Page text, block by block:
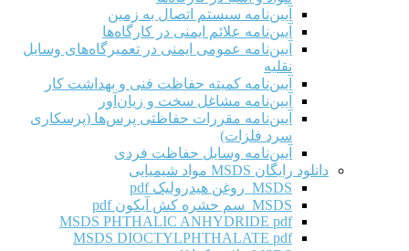
آیین‌نامه سیستم اتصال به زمین
آیین‌نامه علائم ایمنی در کارگاه‌ها
آیین‌نامه عمومی ایمنی در تعمیرگاه‌های وسایل
نقلیه
آیین‌نامه کمیته حفاظت فنی و بهداشت کار
آیین‌نامه مشاغل سخت و زیان‌آور
آیین‌نامه مقررات حفاظتی پرس‌ها (پرسکاری
سرد فلزات)
آیین‌نامه وسایل حفاظت فردی
دانلود رایگان MSDS مواد شیمیایی
MSDS روغن هیدرولیک pdf
MSDS سم حشره کش آیکون pdf
MSDS PHTHALIC ANHYDRIDE pdf
MSDS DIOCTYLPHTHALATE pdf